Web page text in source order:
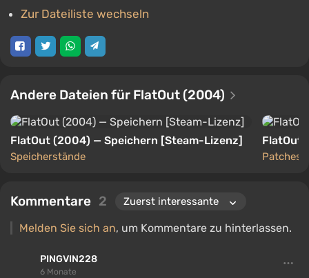
Zur Dateiliste wechseln
Andere Dateien für FlatOut (2004)
FlatOut (2004) — Speichern [Steam-Lizenz]
Speicherstände
FlatOut
Patches
Kommentare 2
Melden Sie sich an, um Kommentare zu hinterlassen.
PINGVIN228
6 Monate